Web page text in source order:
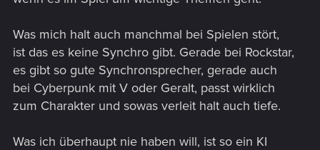
Was mich halt auch manchmal bei Spielen stört,
ist das es keine Synchro gibt. Gerade bei Rockstar,
es gibt so gute Synchronsprecher, gerade auch
bei Cyberpunk mit V oder Geralt, passt wirklich
zum Charakter und sowas verleit halt auch tiefe.
Was ich überhaupt nie haben will, ist so ein KI